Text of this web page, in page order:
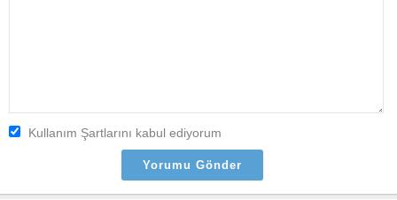
Kullanım Şartlarını kabul ediyorum